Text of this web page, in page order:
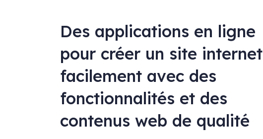
Des applications en ligne
pour créer un site internet
facilement avec des
fonctionnalités et des
contenus web de qualité